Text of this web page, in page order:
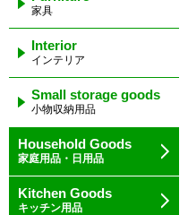
家具
Interior
インテリア
Small storage goods
小物収納用品
Household Goods
家庭用品・日用品
Kitchen Goods
キッチン用品